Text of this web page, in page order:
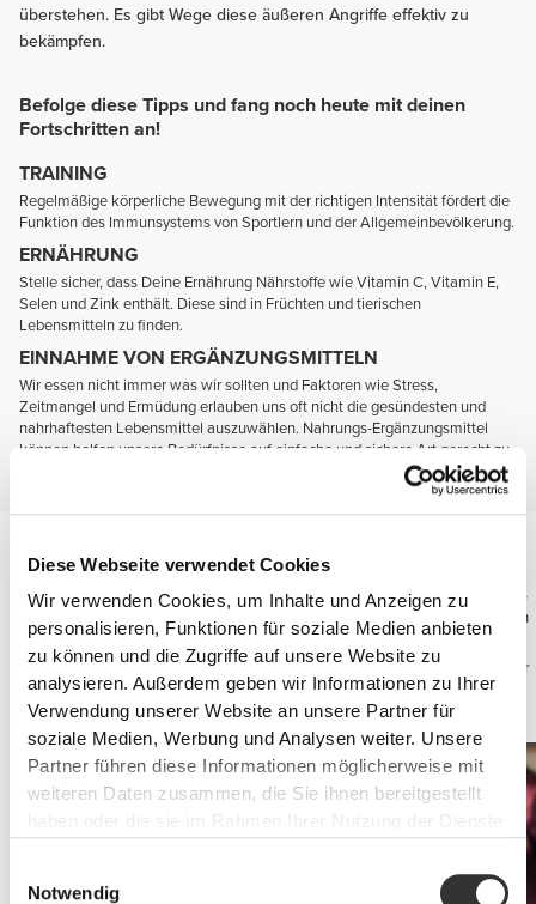
Diese Webseite verwendet Cookies
Wir verwenden Cookies, um Inhalte und Anzeigen zu
personalisieren, Funktionen für soziale Medien anbieten
zu können und die Zugriffe auf unsere Website zu
analysieren. Außerdem geben wir Informationen zu Ihrer
Verwendung unserer Website an unsere Partner für
soziale Medien, Werbung und Analysen weiter. Unsere
Partner führen diese Informationen möglicherweise mit
weiteren Daten zusammen, die Sie ihnen bereitgestellt
haben oder die sie im Rahmen Ihrer Nutzung der Dienste
Notwendig
überstehen. Es gibt Wege diese äußeren Angriffe effektiv zu
bekämpfen.
Befolge diese Tipps und fang noch heute mit deinen
Fortschritten an!
TRAINING
Regelmäßige körperliche Bewegung mit der richtigen Intensität fördert die
Funktion des Immunsystems von Sportlern und der Allgemeinbevölkerung.
ERNÄHRUNG
Stelle sicher, dass Deine Ernährung Nährstoffe wie Vitamin C, Vitamin E,
Selen und Zink enthält. Diese sind in Früchten und tierischen
Lebensmitteln zu finden.
EINNAHME VON ERGÄNZUNGSMITTELN
Wir essen nicht immer was wir sollten und Faktoren wie Stress,
Zeitmangel und Ermüdung erlauben uns oft nicht die gesündesten und
nahrhaftesten Lebensmittel auszuwählen. Nahrungs-Ergänzungsmittel
können helfen unsere Bedürfnisse auf einfache und sichere Art gerecht zu
werden und zur ordentlichen Funktion des Immunsystems beitragen.
Der Konsum von vitamin- und mineralienhaltigen Ergänzungsmitteln
ist insbesondere wichtig während einer strikten Gewichtsverlust-Diät,
Ernährung basierend auf Fastfood oder präparierten Mahlzeiten, dem
kompletten Auslassen von Mahlzeiten oder dem Ersatz von
Mahlzeiten durch energieliefernde Snacks, sowie bei unzureichender
Aufnahme von Ost und Gemüse, Nahrungsunverträglichkeiten oder
Allergien,Vegetarismus oder Schwangerschaft.